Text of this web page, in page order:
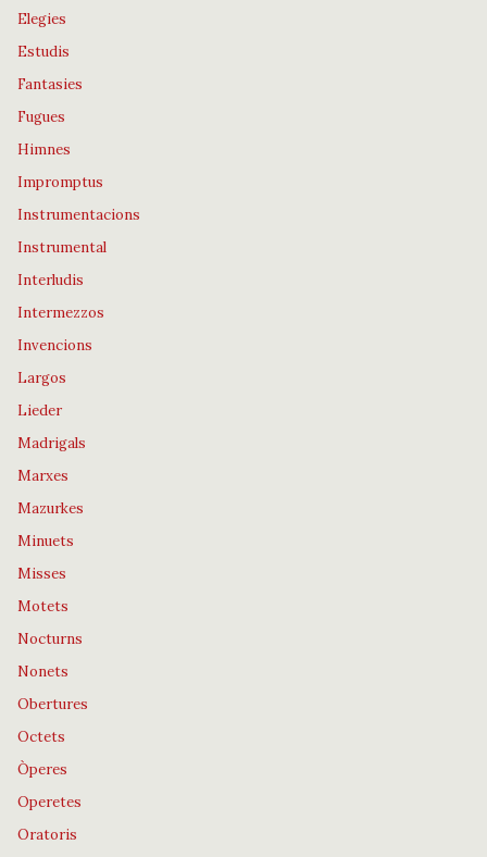
Elegies
Estudis
Fantasies
Fugues
Himnes
Impromptus
Instrumentacions
Instrumental
Interludis
Intermezzos
Invencions
Largos
Lieder
Madrigals
Marxes
Mazurkes
Minuets
Misses
Motets
Nocturns
Nonets
Obertures
Octets
Òperes
Operetes
Oratoris